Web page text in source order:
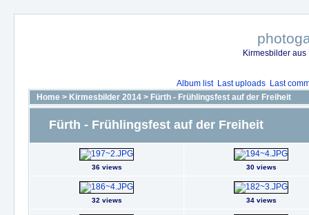
Kirmesbilder
Album list Last uploads Last
Home > Kirmesbilder 2014 > Fürth - Frühlingsfest auf der Freiheit
Fürth - Frühlingsfest auf der Freiheit
36 views 30 views
32 views 34 views